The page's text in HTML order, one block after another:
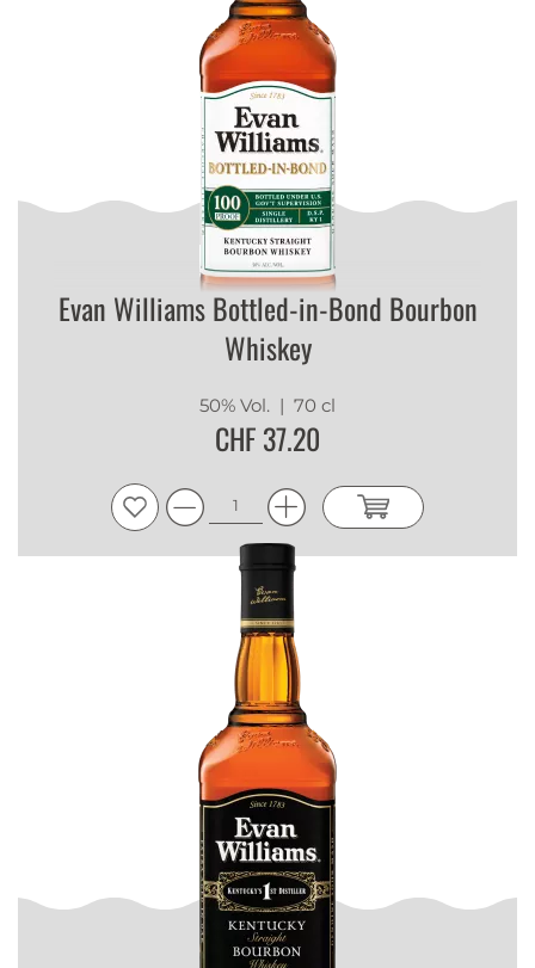
Evan Williams Bottled-in-Bond Bourbon
Whiskey
50% Vol. | 70 cl
CHF 37.20